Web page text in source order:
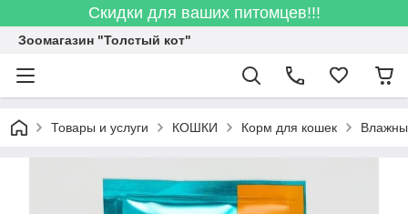
Скидки для ваших питомцев!!!
Зоомагазин "Толстый кот"
Товары и услуги КОШКИ Корм для кошек